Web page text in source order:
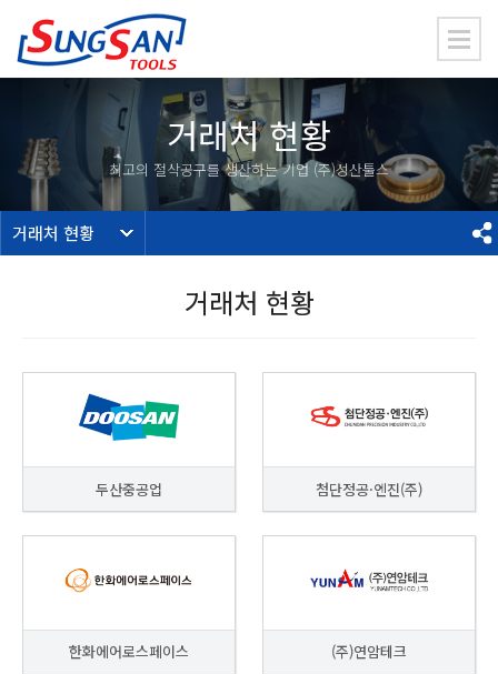
거래처 현황
최고의 절삭공구를 생산하는 기업 (주)성산툴스
거래처 현황
거래처 현황
두산중공업 첨단정공·엔진(주)
한화에어로스페이스 (주)연암테크